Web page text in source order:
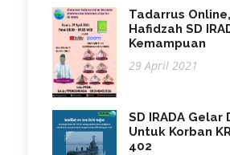
Tadarrus
Hafidzah SD
Kemampuan
29 April 2021
SD IRADA Gelar
Untuk Korban
402